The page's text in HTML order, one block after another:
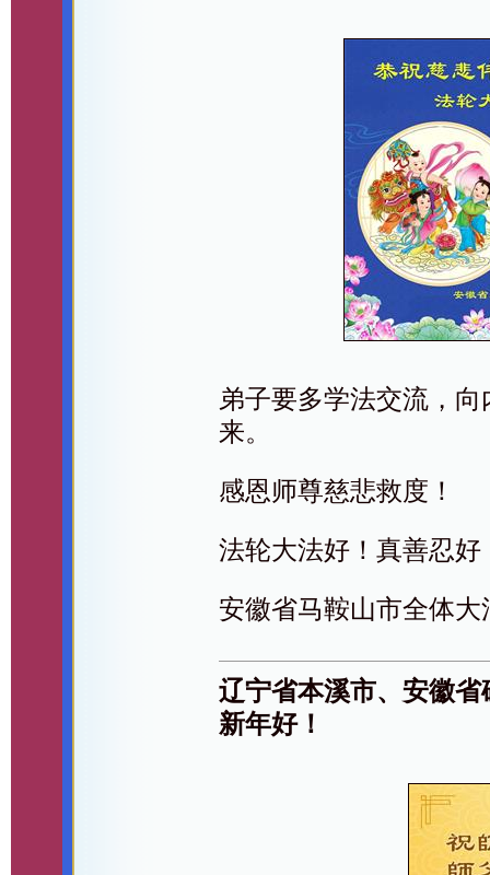
弟子要多学法交流，
来。
感恩师尊慈悲救度！
法轮大法好！真善忍好
安徽省马鞍山市全体大
辽宁省本溪市、安徽
新年好！